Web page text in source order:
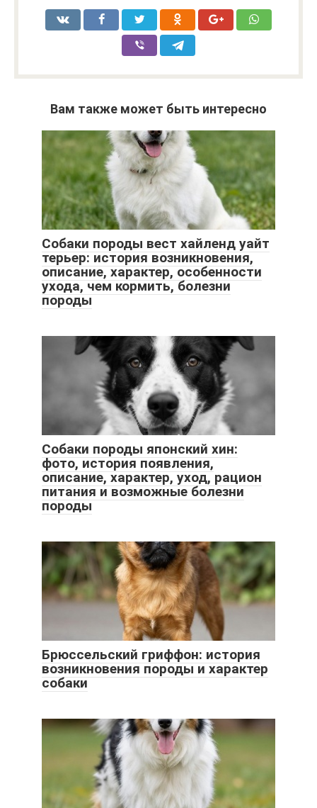
Вам также может быть интересно
Собаки породы вест хайленд уайт
терьер: история возникновения,
описание, характер, особенности
ухода, чем кормить, болезни
породы
Собаки породы японский хин:
фото, история появления,
описание, характер, уход, рацион
питания и возможные болезни
породы
Брюссельский гриффон: история
возникновения породы и характер
собаки